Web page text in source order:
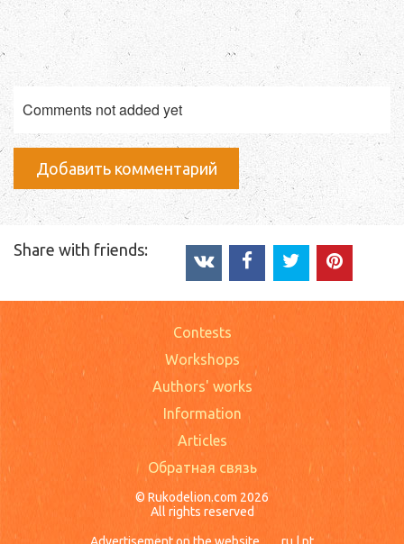
Comments not added yet
Добавить комментарий
Share with friends:
Contests
Workshops
Authors' works
Information
Articles
Обратная связь
© Rukodelion.com 2026
All rights reserved
Advertisement on the website ru pt